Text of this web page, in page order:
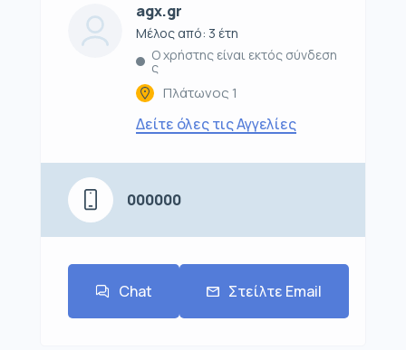
agx.gr
Μέλος από: 3 έτη
Ο χρήστης είναι εκτός σύνδεση
ς
Πλάτωνος 1
Δείτε όλες τις Αγγελίες
000000
Chat Στείλτε Email